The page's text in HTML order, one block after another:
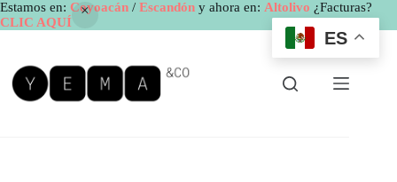
Estamos en: Coyoacán / Escandón y ahora en: Altolivo ¿Facturas?
CLIC AQUÍ
contenido
ES